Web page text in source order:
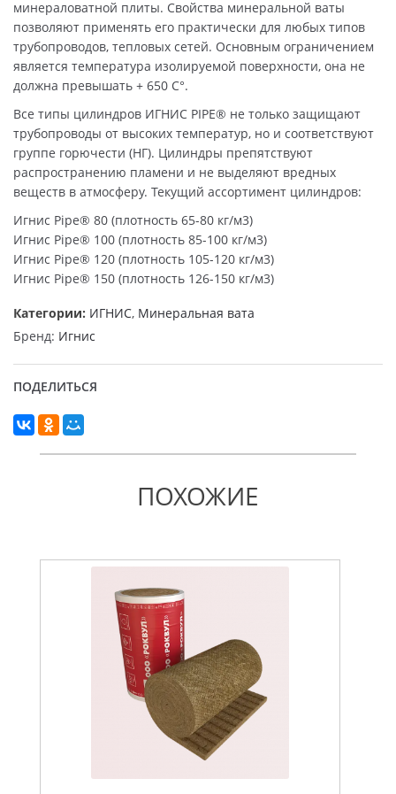
минераловатной плиты. Свойства минеральной ваты
позволяют применять его практически для любых типов
трубопроводов, тепловых сетей. Основным ограничением
является температура изолируемой поверхности, она не
должна превышать + 650 C°.
Все типы цилиндров ИГНИС PIPE® не только защищают
трубопроводы от высоких температур, но и соответствуют
группе горючести (НГ). Цилиндры препятствуют
распространению пламени и не выделяют вредных
веществ в атмосферу. Текущий ассортимент цилиндров:
Игнис Pipe® 80 (плотность 65-80 кг/м3)
Игнис Pipe® 100 (плотность 85-100 кг/м3)
Игнис Pipe® 120 (плотность 105-120 кг/м3)
Игнис Pipe® 150 (плотность 126-150 кг/м3)
Категории: ИГНИС, Минеральная вата
Бренд: Игнис
ПОДЕЛИТЬСЯ
ПОХОЖИЕ